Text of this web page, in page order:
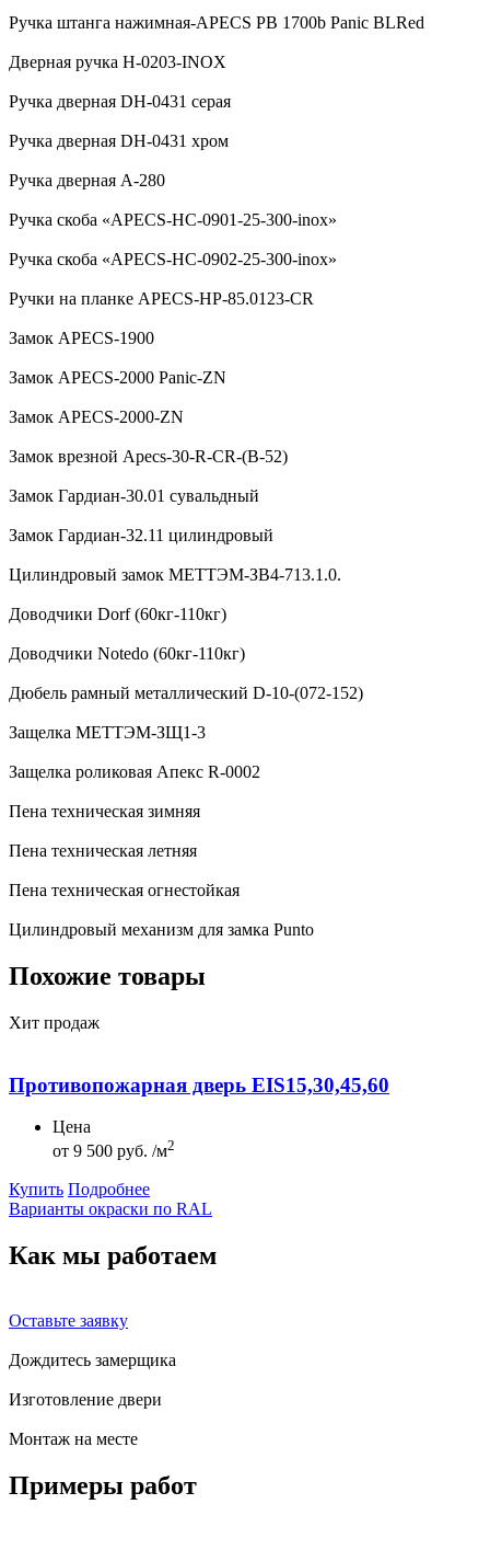
Ручка штанга нажимная-APECS PB 1700b Panic BLRed
Дверная ручка H-0203-INOX
Ручка дверная DH-0431 серая
Ручка дверная DH-0431 хром
Ручка дверная А-280
Ручка скоба «APECS-HC-0901-25-300-inox»
Ручка скоба «APECS-HC-0902-25-300-inox»
Ручки на планке APECS-HP-85.0123-CR
Замок APECS-1900
Замок APECS-2000 Panic-ZN
Замок APECS-2000-ZN
Замок врезной Apecs-30-R-CR-(B-52)
Замок Гардиан-30.01 сувальдный
Замок Гардиан-32.11 цилиндровый
Цилиндровый замок МЕТТЭМ-ЗВ4-713.1.0.
Доводчики Dorf (60кг-110кг)
Доводчики Notedo (60кг-110кг)
Дюбель рамный металлический D-10-(072-152)
Защелка МЕТТЭМ-ЗЩ1-3
Защелка роликовая Апекс R-0002
Пена техническая зимняя
Пена техническая летняя
Пена техническая огнестойкая
Цилиндровый механизм для замка Punto
Похожие товары
Хит продаж
Противопожарная дверь EIS15,30,45,60
Цена
от 9 500 руб. /м2
Купить Подробнее
Варианты окраски по RAL
Как мы работаем
Оставьте заявку
Дождитесь замерщика
Изготовление двери
Монтаж на месте
Примеры работ